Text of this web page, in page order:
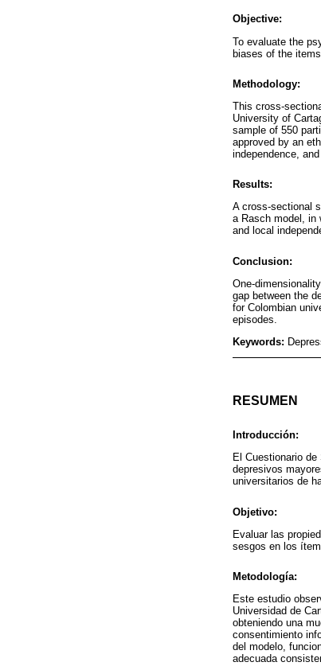
Objective:
To evaluate the
biases of the
Methodology:
This cross-
University of
sample of 550
approved by an
independence,
Results:
A cross-sectional
a Rasch model, in
and local
Conclusion:
One-
gap between the
for Colombian
episodes.
Keywords:
RESUMEN
Introducción:
El Cuestionario
depresivos
universitarios de
Objetivo:
Evaluar las
sesgos en los
Metodología:
Este estudio
Universidad de
obteniendo una
consentimiento
del modelo,
adecuada